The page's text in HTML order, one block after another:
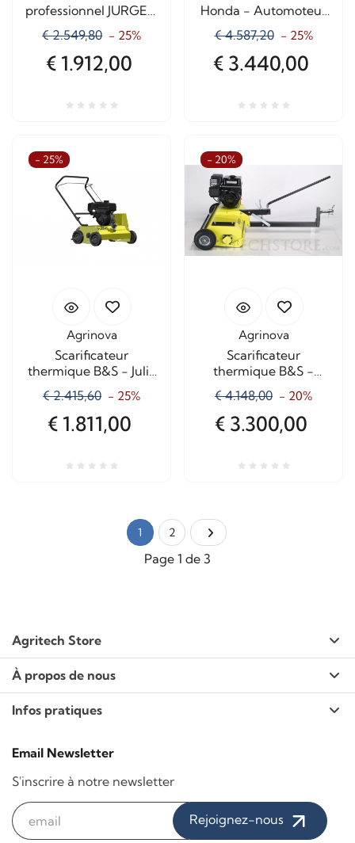
professionnel JURGEN
€ 2.549,80 - 25%
€ 1.912,00
Honda - Automoteur
€ 4.587,20 - 25%
€ 3.440,00
- 25%
Agrinova
Scarificateur
thermique B&S - Julio
€ 2.415,60 - 25%
€ 1.811,00
- 20%
Agrinova
Scarificateur
thermique B&S -
95
€ 4.148,00 - 20%
€ 3.300,00
1 2
Page 1 de 3
Agritech Store
À propos de nous
Infos pratiques
Email Newsletter
S'inscrire à notre newsletter
Rejoignez-nous